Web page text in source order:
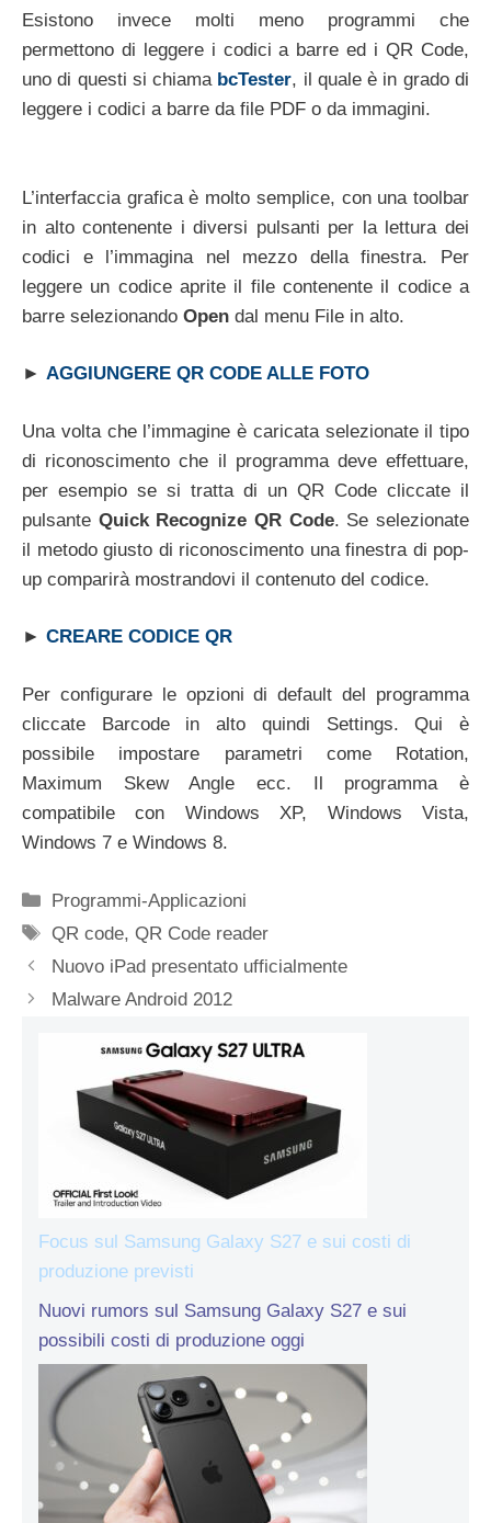
Esistono invece molti meno programmi che
permettono di leggere i codici a barre ed i QR Code,
uno di questi si chiama bcTester, il quale è in grado di
leggere i codici a barre da file PDF o da immagini.
L’interfaccia grafica è molto semplice, con una toolbar
in alto contenente i diversi pulsanti per la lettura dei
codici e l’immagina nel mezzo della finestra. Per
leggere un codice aprite il file contenente il codice a
barre selezionando Open dal menu File in alto.
► AGGIUNGERE QR CODE ALLE FOTO
Una volta che l’immagine è caricata selezionate il tipo
di riconoscimento che il programma deve effettuare,
per esempio se si tratta di un QR Code cliccate il
pulsante Quick Recognize QR Code. Se selezionate
il metodo giusto di riconoscimento una finestra di pop-
up comparirà mostrandovi il contenuto del codice.
► CREARE CODICE QR
Per configurare le opzioni di default del programma
cliccate Barcode in alto quindi Settings. Qui è
possibile impostare parametri come Rotation,
Maximum Skew Angle ecc. Il programma è
compatibile con Windows XP, Windows Vista,
Windows 7 e Windows 8.
Categorie
Programmi-Applicazioni
Tag
QR code,QR Code reader
Nuovo iPad presentato ufficialmente
Malware Android 2012
Focus sul Samsung Galaxy S27 e sui costi di
produzione previsti
Nuovi rumors sul Samsung Galaxy S27 e sui
possibili costi di produzione oggi